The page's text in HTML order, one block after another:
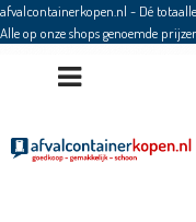
afvalcontainerkopen.nl - Dé
Alle op onze shops genoemde